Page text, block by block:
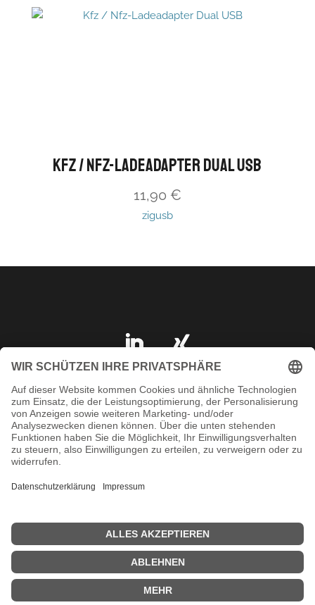
Kfz / Nfz-Ladeadapter Dual USB
11,90 €
zigusb
IMPRESSUM
DATENSCHUTZ
AGB
KONTAKT
SHOP
© 2023 ARAT Spezialhalterungen GmbH